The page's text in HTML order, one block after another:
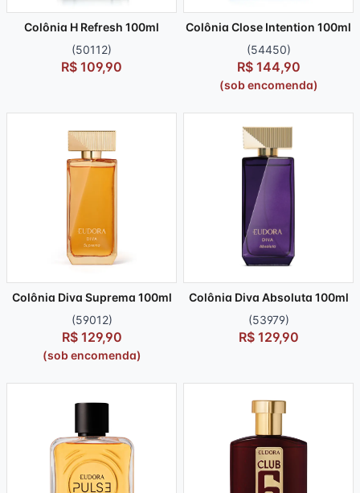
Colônia H Refresh 100ml
(50112)
R$ 109,90
Colônia Close Intention 100ml
(54450)
R$ 144,90
(sob encomenda)
Colônia Diva Suprema 100ml
(59012)
R$ 129,90
(sob encomenda)
Colônia Diva Absoluta 100ml
(53979)
R$ 129,90